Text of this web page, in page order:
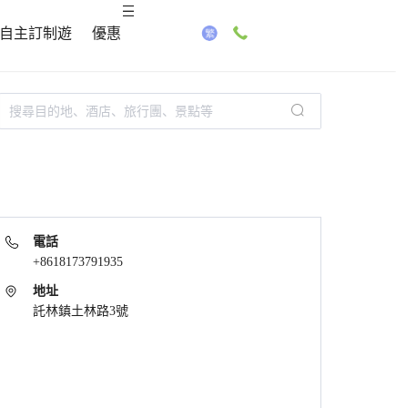
自主訂制遊 優惠
電話
+8618173791935
地址
託林鎮土林路3號